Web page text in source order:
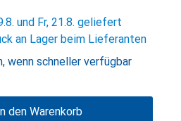
und Fr, 21.8. geliefert
an Lager beim Lieferanten
wenn schneller verfügbar
den Warenkorb